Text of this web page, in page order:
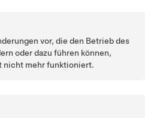
vor, die den Betrieb des
oder dazu führen können,
nicht mehr funktioniert.